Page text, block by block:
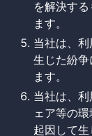
を解決す
ます。
当社は、
生じた紛
ます。
当社は、
ェア等の
起因して